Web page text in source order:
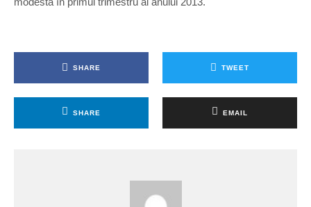
SHARE TWEET
SHARE EMAIL